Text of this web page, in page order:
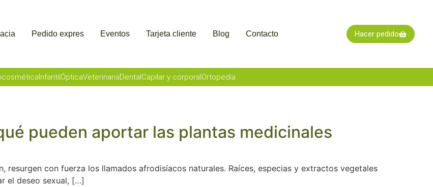
Pedido expres Eventos Tarjeta cliente Blog Contacto Hacer pedido
InfantilÓpticaVeterinariaDentalCapilar y corporalOrtopedia
pueden aportar las plantas medicinales
resurgen con fuerza los llamados afrodisíacos naturales. Raíces, especias y extractos vegetales
el deseo sexual, […]